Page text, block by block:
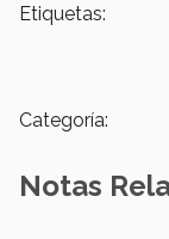
Etiquetas:
Categoría:
Notas